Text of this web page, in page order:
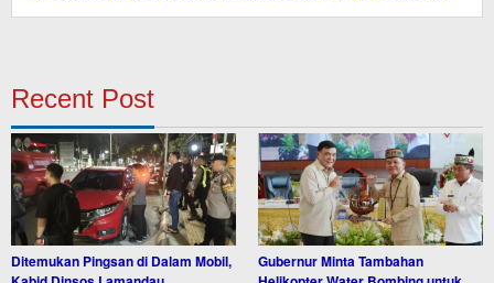
Recent Post
Ditemukan Pingsan di Dalam Mobil,
Gubernur Minta Tambahan